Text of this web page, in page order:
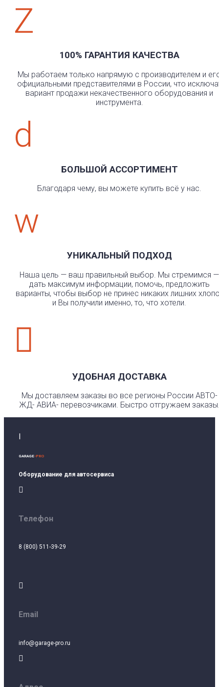
Z
100% ГАРАНТИЯ КАЧЕСТВА
Мы работаем только напрямую с производителем и
официальными представителями в России, что
вариант продажи некачественного оборудования и
инструмента.
d
БОЛЬШОЙ АССОРТИМЕНТ
Благодаря чему, вы можете купить всё у нас.
w
УНИКАЛЬНЫЙ ПОДХОД
Наша цель — ваш правильный выбор. Мы стремимся —
дать максимум информации, помочь, предложить
варианты, чтобы выбор не принес никаких лишних
и Вы получили именно, то, что хотели.

УДОБНАЯ ДОСТАВКА
Мы доставляем заказы во все регионы России АВТО-
ЖД- АВИА- перевозчиками. Быстро отгружаем
GARAGE-PRO
Оборудование для автосервиса

Телефон
8 (800) 511-39-29

Email
info@garage-pro.ru
